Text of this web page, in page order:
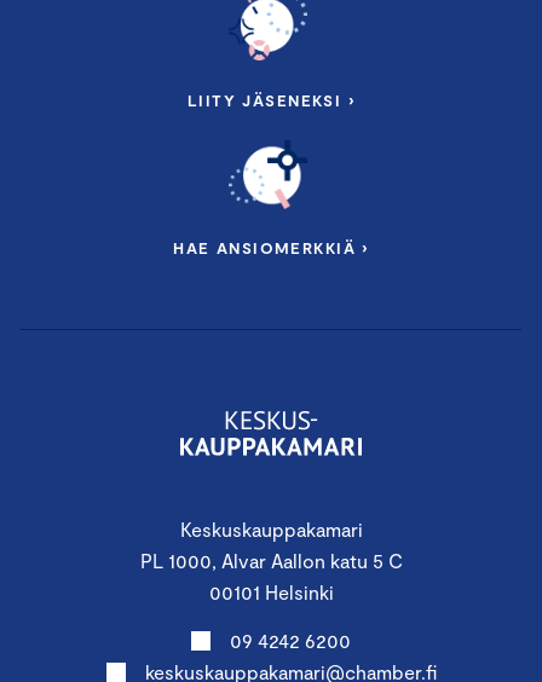
Keskuskauppakamari
PL 1000, Alvar Aallon katu 5 C
00101 Helsinki
09 4242 6200
keskuskauppakamari@chamber.fi
LIITY JÄSENEKSI ›
HAE ANSIOMERKKIÄ ›